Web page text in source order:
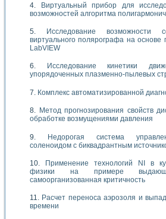
Виртуальный прибор для
возможностей алгоритма
Исследование возможности
виртуального полярографа на
LabVIEW
Исследование кинетики
упорядоченных плазменно-пылевых
Комплекс автоматизированной
Метод прогнозирования свойств
обработке возмущениями давления
Недорогая система
соленоидом с биквадрантным
Применение технологий NI в
физики на примере
самоорганизованная критичность
Расчет переноса аэрозоля и
времени